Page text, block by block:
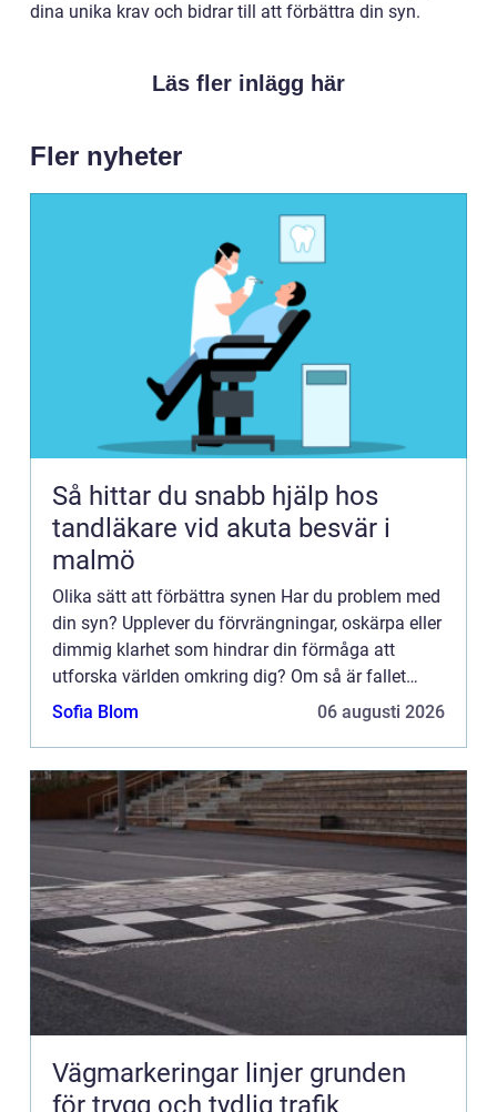
dina unika krav och bidrar till att förbättra din syn.
Läs fler inlägg här
Fler nyheter
Så hittar du snabb hjälp hos
tandläkare vid akuta besvär i
malmö
Olika sätt att förbättra synen Har du problem med
din syn? Upplever du förvrängningar, oskärpa eller
dimmig klarhet som hindrar din förmåga att
utforska världen omkring dig? Om så är fallet
&au...
Sofia Blom 06 augusti 2026
Vägmarkeringar linjer grunden
för trygg och tydlig trafik